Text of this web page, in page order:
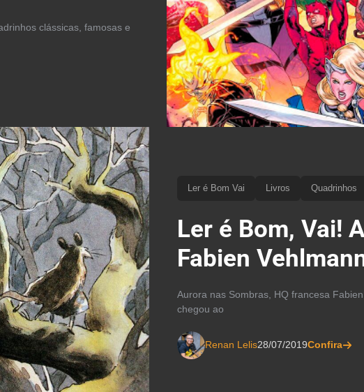
clássicas, famosas e
Ler é Bom Vai Livros Quadrinhos
Ler é Bom, Vai!
Fabien
Aurora nas Sombras, HQ francesa
chegou ao
Renan Lelis28/07/2019Confira